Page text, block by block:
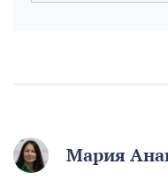
Мария